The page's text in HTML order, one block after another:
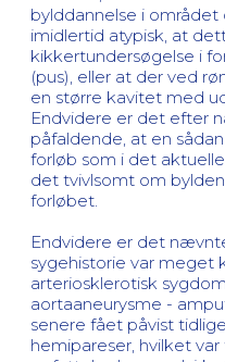
bylddannelse i
imidlertid atypisk, at
kikkertundersøgelse i
(pus), eller at der ved
en større kavitet med
Endvidere er det efter
påfaldende, at en
forløb som i det
det tvivlsomt om
forløbet.
Endvidere er det
sygehistorie var
arteriosklerotisk
aortaaneurysme -
senere fået påvist
hemipareser, hvilket